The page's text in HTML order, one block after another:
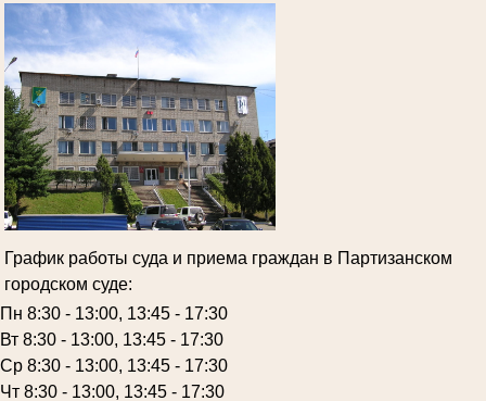
График работы суда и приема граждан в Партизанском
городском суде:
Пн 8:30 - 13:00, 13:45 - 17:30
Вт 8:30 - 13:00, 13:45 - 17:30
Ср 8:30 - 13:00, 13:45 - 17:30
Чт 8:30 - 13:00, 13:45 - 17:30